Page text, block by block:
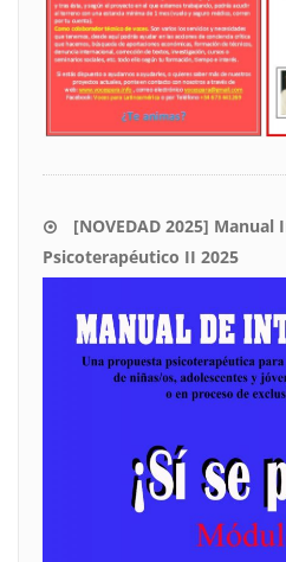
[NOVEDAD 2025] Manual
Psicoterapéutico II 2025